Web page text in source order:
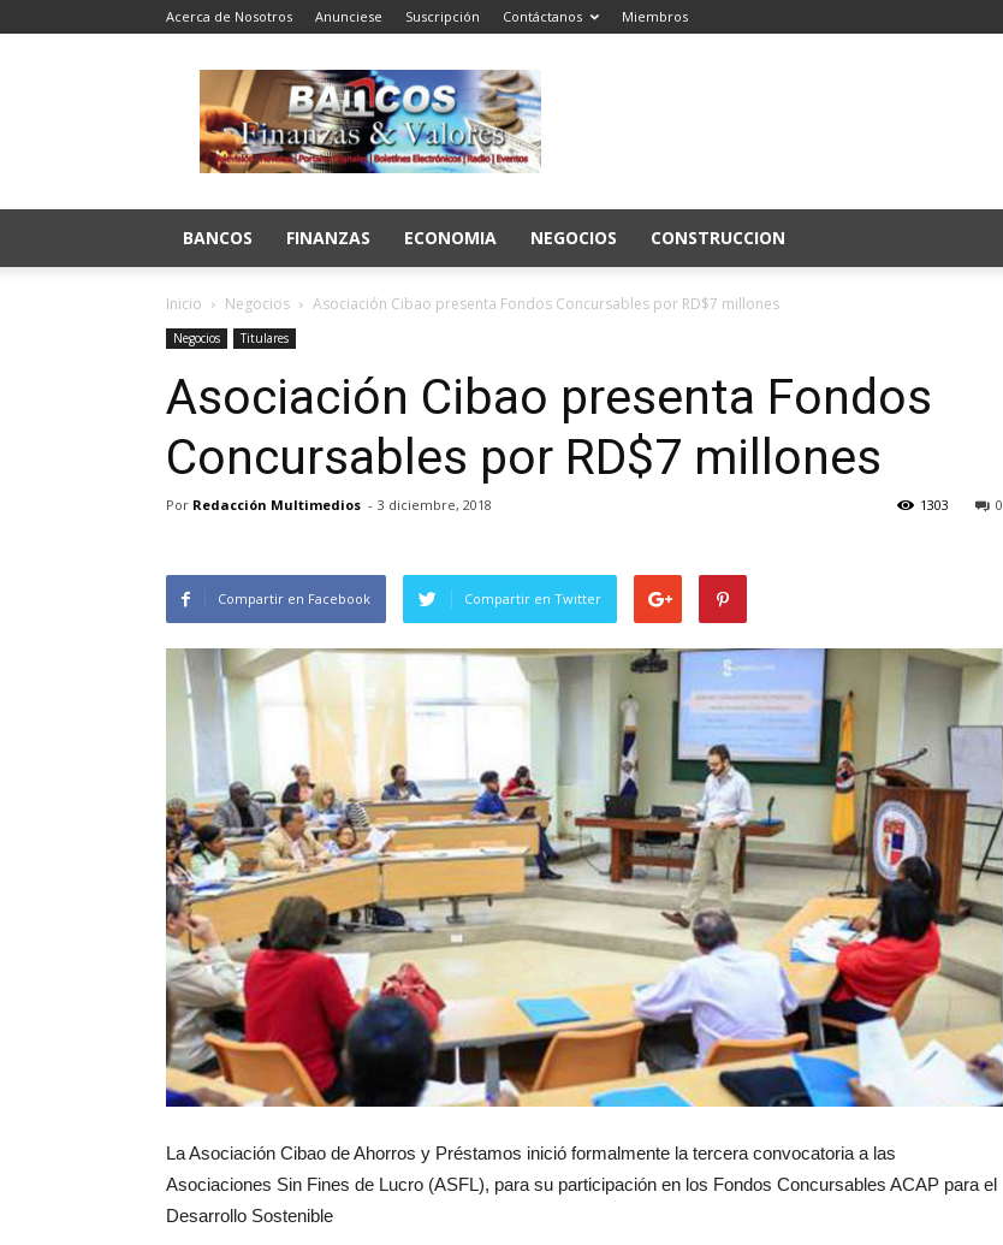
Acerca de Nosotros Anunciese Suscripción Contáctanos Miembros
Bancos
Finanzas
y
Valores
BANCOS FINANZAS ECONOMIA NEGOCIOS CONSTRUCCION
Inicio Negocios Asociación Cibao presenta Fondos Concursables por RD$7 millones
Negocios Titulares
Asociación Cibao presenta Fondos
Concursables por RD$7 millones
Por Redacción Multimedios - 3 diciembre, 2018 0
1303
Compartir en Facebook Compartir en Twitter
La Asociación Cibao de Ahorros y Préstamos inició formalmente la tercera convocatoria a las
Asociaciones Sin Fines de Lucro (ASFL), para su participación en los Fondos Concursables ACAP para el
Desarrollo Sostenible